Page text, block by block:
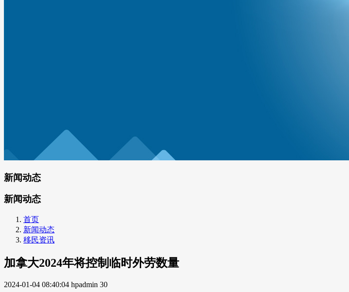
新闻动态
新闻动态
首页
新闻动态
移民资讯
加拿大2024年将控制临时外劳数量
2024-01-04 08:40:04 hpadmin 30